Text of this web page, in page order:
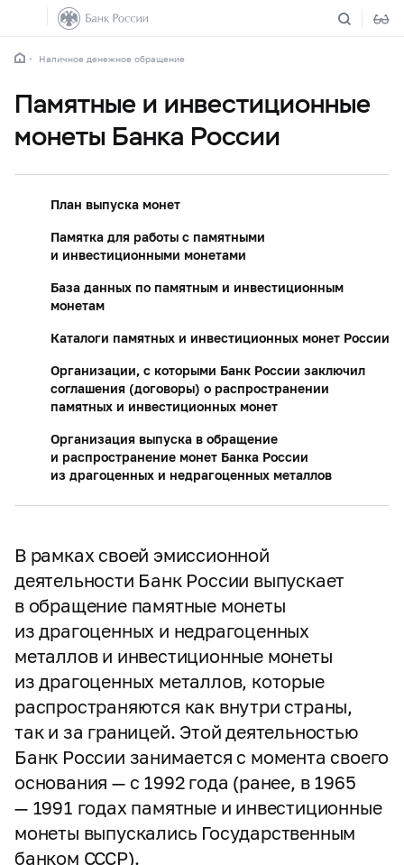
Наличное денежное обращение
Памятные и инвестиционные
монеты Банка России
План выпуска монет
Памятка для работы с памятными
и инвестиционными монетами
База данных по памятным и инвестиционным
монетам
Каталоги памятных и инвестиционных монет России
Организации, с которыми Банк России заключил
соглашения (договоры) о распространении
памятных и инвестиционных монет
Организация выпуска в обращение
и распространение монет Банка России
из драгоценных и недрагоценных металлов
В рамках своей эмиссионной
деятельности Банк России выпускает
в обращение памятные монеты
из драгоценных и недрагоценных
металлов и инвестиционные монеты
из драгоценных металлов, которые
распространяются как внутри страны,
так и за границей. Этой деятельностью
Банк России занимается с момента своего
основания — с 1992 года (ранее, в 1965
— 1991 годах памятные и инвестиционные
монеты выпускались Государственным
банком СССР).